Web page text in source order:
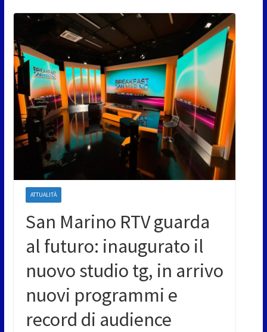
ATTUALITÀ
San Marino RTV guarda
al futuro: inaugurato il
nuovo studio tg, in arrivo
nuovi programmi e
record di audience